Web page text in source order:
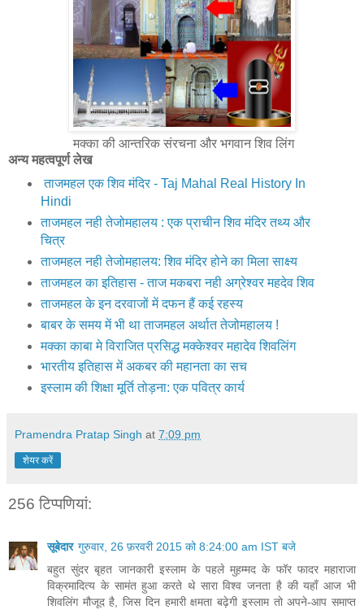
मक्का की आन्तरिक संरचना और भगवान शिव लिंग
अन्य महत्वपूर्ण लेख
ताजमहल एक शिव मंदिर - Taj Mahal Real History In
Hindi
ताजमहल नही तेजोमहालय : एक प्राचीन शिव मंदिर तथ्य और
चित्र
ताजमहल नही तेजोमहालय: शिव मंदिर होने का मिला साक्ष्य
ताजमहल का इतिहास - ताज मकबरा नही अग्रेश्वर महदेव शिव
ताजमहल के इन दरवाजों में दफन हैं कई रहस्य
बाबर के समय में भी था ताजमहल अर्थात तेजोमहालय !
मक्‍का काबा मे विराजित प्रसिद्ध मक्‍केश्‍वर महादेव शिवलिंग
भारतीय इतिहास में अकबर की महानता का सच
इस्लाम की शिक्षा मूर्ति तोड़ना: एक पवित्र कार्य
Pramendra Pratap Singh at 7:09 pm
शेयर करें
256 टिप्‍पणियां:
सूबेदार गुरुवार, 26 फ़रवरी 2015 को 8:24:00 am IST बजे
बहुत सुंदर बृहत जानकारी इस्लाम के पहले मुहम्मद के फॉर फादर महाराजा
विक्रमादित्य के सामंत हुआ करते थे सारा विश्व जनता है की यहाँ आज भी
शिवलिंग मौजूद है, जिस दिन हमारी क्षमता बढ़ेगी इस्लाम तो अपने-आप समाप्त